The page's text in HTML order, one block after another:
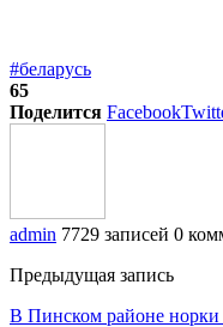
#беларусь
65
Поделится Facebook
admin 7729 записей 0
Предыдущая запись
В Пинском районе